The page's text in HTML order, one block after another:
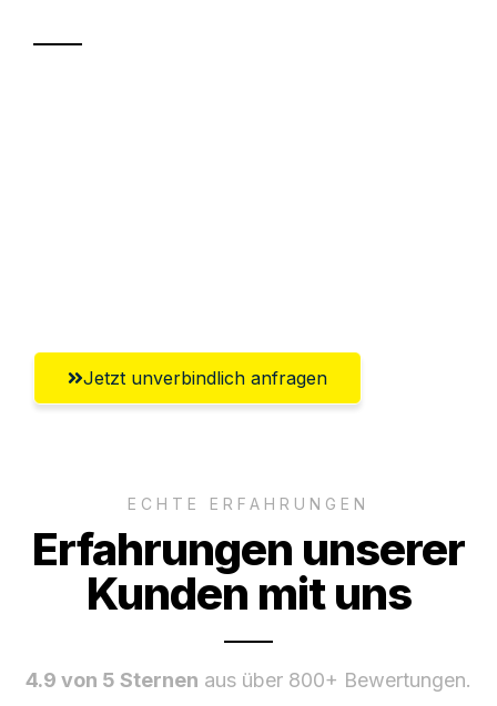
Jetzt unverbindlich anfragen
ECHTE ERFAHRUNGEN
Erfahrungen unserer
Kunden mit uns
4.9 von 5 Sternen aus über 800+ Bewertungen.